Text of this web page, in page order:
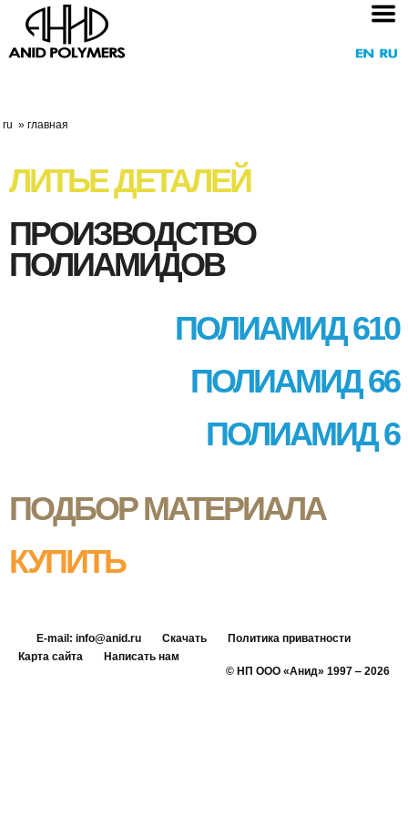
ru » главная
ЛИТЬЕ ДЕТАЛЕЙ
ПРОИЗВОДСТВО
ПОЛИАМИДОВ
ПОЛИАМИД 610
ПОЛИАМИД 66
ПОЛИАМИД 6
ПОДБОР МАТЕРИАЛА
КУПИТЬ
E-mail: info@anid.ru Скачать
Политика приватности
Карта сайта
Написать нам
© НП ООО «Анид» 1997 ‒ 2026